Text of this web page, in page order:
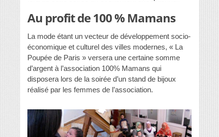
Au profit de 100 % Mamans
La mode étant un vecteur de développement socio-
économique et culturel des villes modernes, « La
Poupée de Paris » versera une certaine somme
d’argent à l’association 100% Mamans qui
disposera lors de la soirée d’un stand de bijoux
réalisé par les femmes de l’association.